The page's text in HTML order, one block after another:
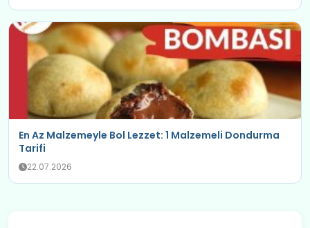
En Az Malzemeyle Bol Lezzet: 1 Malzemeli Dondurma
Tarifi
22.07.2026